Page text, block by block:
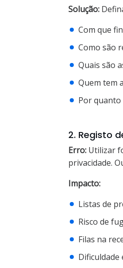
Solução:
Com que
Como são
Quais são
Quem tem
Por quanto
2. Registo
Erro: Utilizar
privacidade.
Impacto:
Listas de
Risco de
Filas na
Dificuldade